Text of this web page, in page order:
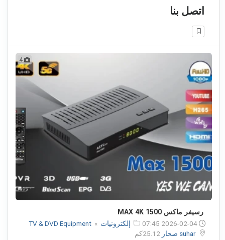
اتصل بنا
رسيفر ماكس 1500 MAX 4K
إلكترونيات »
TV & DVD Equipment
suhar صحار
25.12كم